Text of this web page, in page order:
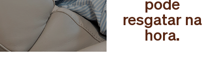
resgatar na
hora.